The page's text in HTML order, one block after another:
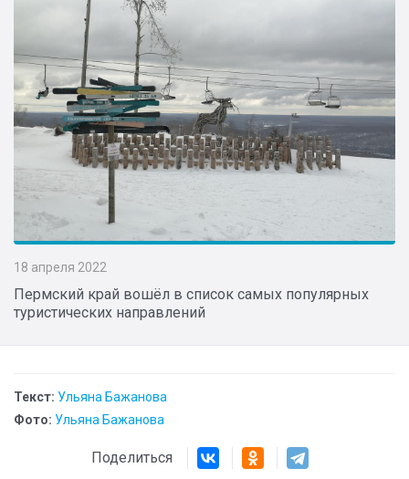
18 апреля 2022
Пермский край вошёл в список самых популярных
туристических направлений
Текст: Ульяна Бажанова
Фото: Ульяна Бажанова
Поделиться